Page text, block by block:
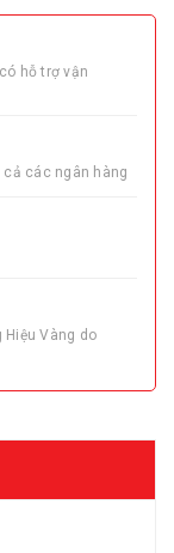
hỗ trợ vận
các ngân hàng
Hiệu Vàng do